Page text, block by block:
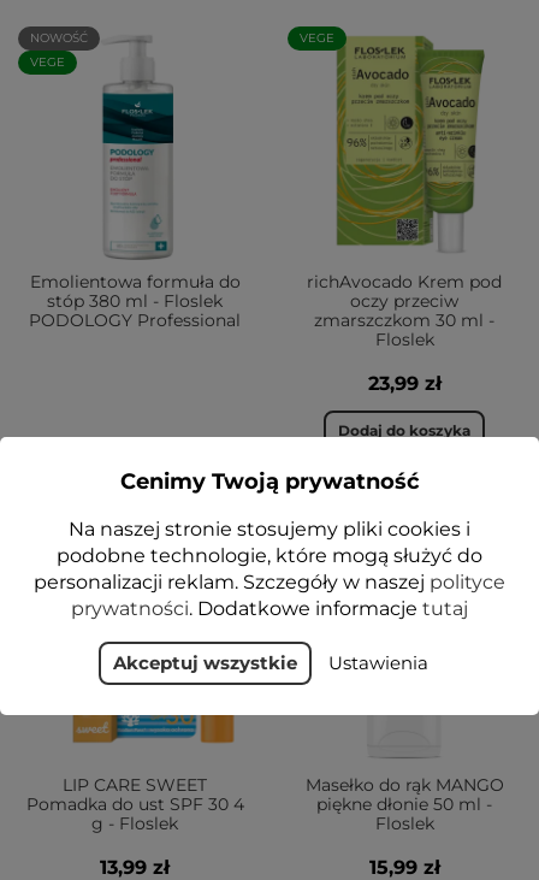
NOWOŚĆ
VEGE
Emolientowa formuła do
stóp 380 ml - Floslek
PODOLOGY Professional
VEGE
richAvocado Krem pod
oczy przeciw
zmarszczkom 30 ml -
Floslek
23,99 zł
Dodaj do koszyka
NOWOŚĆ
1+1-50%
LIP CARE SWEET
Pomadka do ust SPF 30 4
g - Floslek
13,99 zł
VEGE
Masełko do rąk MANGO
piękne dłonie 50 ml -
Floslek
15,99 zł
Cenimy Twoją prywatność
Na naszej stronie stosujemy pliki cookies i
podobne technologie, które mogą służyć do
personalizacji reklam. Szczegóły w naszej polityce
prywatności. Dodatkowe informacje tutaj
Akceptuj wszystkie Ustawienia